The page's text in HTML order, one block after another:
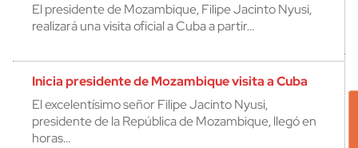
El presidente de Mozambique, Filipe Jacinto Nyusi,
realizará una visita oficial a Cuba a partir…
Inicia presidente de Mozambique visita a Cuba
El excelentísimo señor Filipe Jacinto Nyusi,
presidente de la República de Mozambique, llegó en
horas…